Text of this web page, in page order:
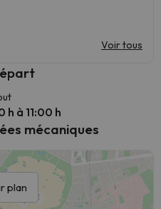
Voir tous
h à 11:00 h
mécaniques
plan